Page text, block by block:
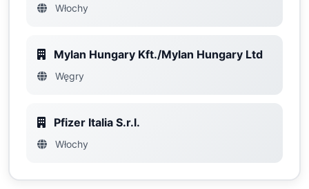
Włochy
Mylan Hungary Kft./Mylan Hungary Ltd
Węgry
Pfizer Italia S.r.l.
Włochy